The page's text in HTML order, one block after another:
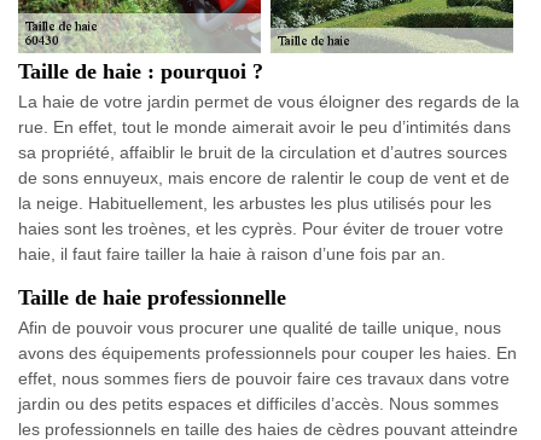
Taille de haie : pourquoi ?
La haie de votre jardin permet de vous éloigner des regards de la
rue. En effet, tout le monde aimerait avoir le peu d’intimités dans
sa propriété, affaiblir le bruit de la circulation et d’autres sources
de sons ennuyeux, mais encore de ralentir le coup de vent et de
la neige. Habituellement, les arbustes les plus utilisés pour les
haies sont les troènes, et les cyprès. Pour éviter de trouer votre
haie, il faut faire tailler la haie à raison d’une fois par an.
Taille de haie professionnelle
Afin de pouvoir vous procurer une qualité de taille unique, nous
avons des équipements professionnels pour couper les haies. En
effet, nous sommes fiers de pouvoir faire ces travaux dans votre
jardin ou des petits espaces et difficiles d’accès. Nous sommes
les professionnels en taille des haies de cèdres pouvant atteindre